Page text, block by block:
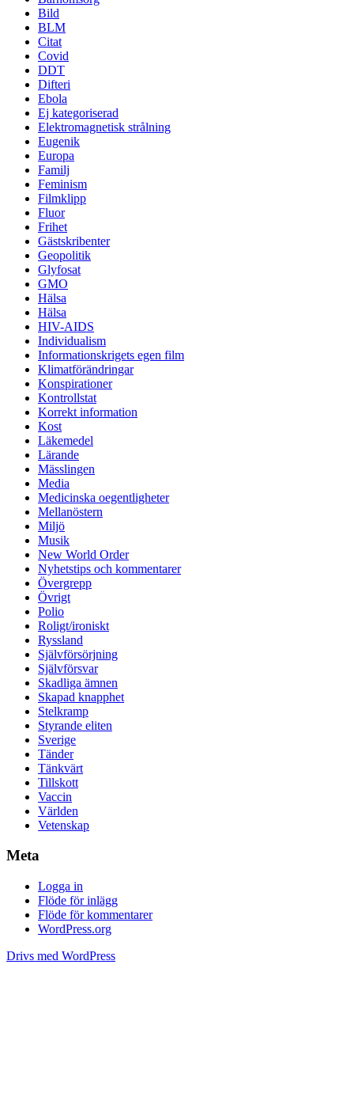
Bild
BLM
Citat
Covid
DDT
Difteri
Ebola
Ej kategoriserad
Elektromagnetisk strålning
Eugenik
Europa
Familj
Feminism
Filmklipp
Fluor
Frihet
Gästskribenter
Geopolitik
Glyfosat
GMO
Hälsa
Hälsa
HIV-AIDS
Individualism
Informationskrigets egen film
Klimatförändringar
Konspirationer
Kontrollstat
Korrekt information
Kost
Läkemedel
Lärande
Mässlingen
Media
Medicinska oegentligheter
Mellanöstern
Miljö
Musik
New World Order
Nyhetstips och kommentarer
Övergrepp
Övrigt
Polio
Roligt/ironiskt
Ryssland
Självförsörjning
Självförsvar
Skadliga ämnen
Skapad knapphet
Stelkramp
Styrande eliten
Sverige
Tänder
Tänkvärt
Tillskott
Vaccin
Världen
Vetenskap
Meta
Logga in
Flöde för inlägg
Flöde för kommentarer
WordPress.org
Drivs med WordPress